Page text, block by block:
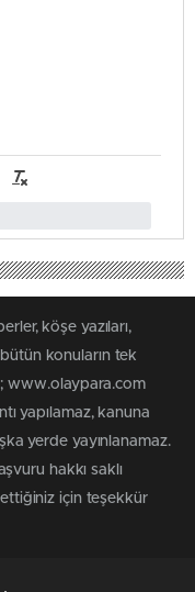
köşe yazıları,
konuların tek
www.olaypara.com
yapılamaz, kanuna
yerde yayınlanamaz.
hakkı saklı
için teşekkür